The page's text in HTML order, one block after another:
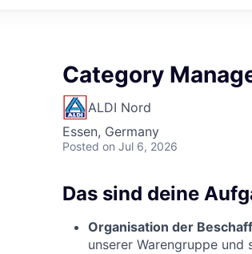
Category
ALDI Nord
Essen, Germany
Posted on Jul 6, 2026
Das sind deine
Organisation der
unserer Warengruppe